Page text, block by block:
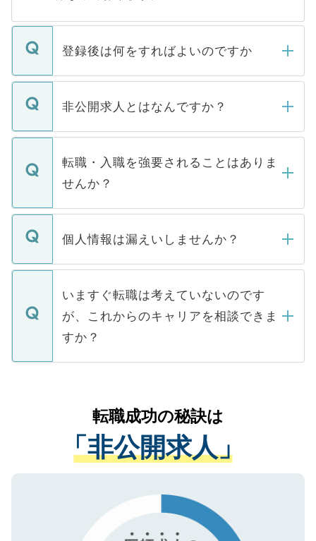
登録後は何をすればよいのですか
ご登録いただきましたら、弊社担当者がご
登録内容を確認し、その後メールもしくは
ます。通常、5営業日以内にはご連絡をせて
いただきますので、しばらくお待ちくださ
非公開求人とはなんですか？
マイナビDOCTORで取り扱っている求人の
うち約3割は、Webサイトからご覧いただ
けない「非公開求人」です。非公開求人は
下記の理由によって、一般には公開してい
ません。
■応募殺到を避けるため 人気のある医療機
関を公にしてしまうと、応募が殺到する場
に、医療機関が求める条件に合った人材の
みを人材紹介会社に依頼するケースが増え
ています。
転職・入職を強要されることはありま
せんか？
転職・入職を強要することは一切ありませ
ん。また、仮に応募先から内定をいただい
定を承諾する必要はありません。内定先へ
の辞退の連絡はキャリアパートナーが行い
個人情報は漏えいしませんか？
個人情報が漏えいすることはありませんの
で、ご安心ください。当サイトからの登録
などで収集したご登録者様の個人情報は、
ご本人のキャリアアップおよび転職活動の
支援を目的に使用いたします。お預かりし
ているすべての個人データはご本人の許可
は、個人情報の取り扱いについての厳密な
管理基準を満たした事業者のみに付与され
る、プライバシーマークを取得済みです。
で、機密保持に関してもご安心ください。
いますぐ転職は考えていないのです
が、これからのキャリアを相談できま
すか？
かがいして、現在の医療機関の状況や紹介
経験をまじえながら、適切なアドバイスを
させていただきます。すぐにご転職をされ
ない方には、長期的なサポートが可能です
ので、まずはご登録ください。
転職成功の秘訣は
「非公開求人」